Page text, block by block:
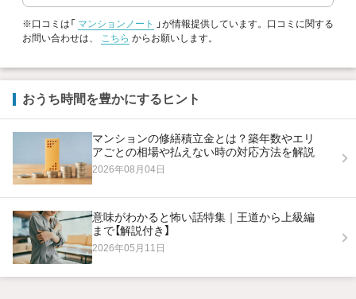
※口コミは「 マンションノート
」が情報提供しています。口コミに関する
お問い合わせは、
こちら からお願いします。
おうち時間を豊かにするヒント
マンションの修繕積立金とは？築年数やエリ
アごとの相場や払えない時の対応方法を解説
2026年08月04日
意味がわかると怖い話特集｜王道から上級編
まで【解説付き】
2026年05月11日